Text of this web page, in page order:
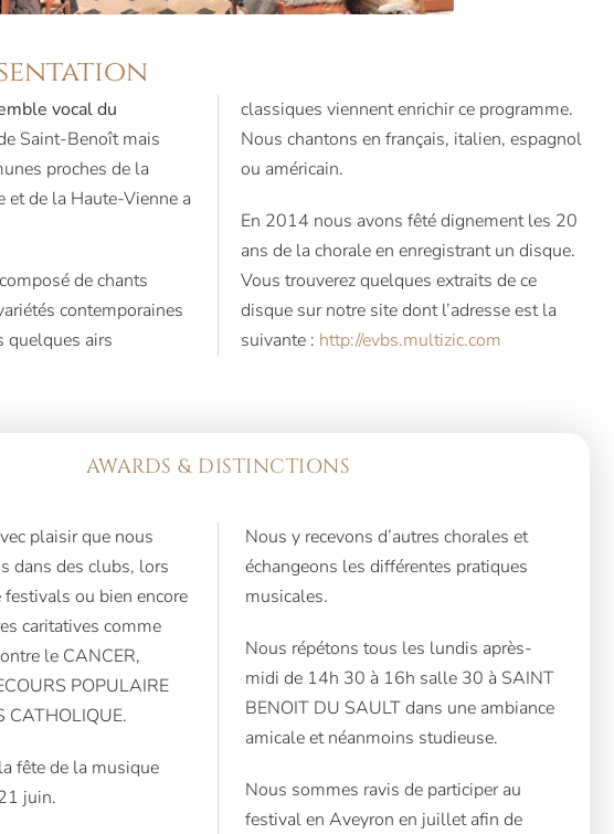
vocal du
Saint-Benoît mais
proches de la
et de la Haute-Vienne a
de chants
contemporaines
quelques airs
classiques viennent enrichir ce programme.
Nous chantons en français, italien, espagnol
ou américain.
En 2014 nous avons fêté dignement les 20
ans de la chorale en enregistrant un disque.
Vous trouverez quelques extraits de ce
disque sur notre site dont l’adresse est la
suivante : http://evbs.multizic.com
AWARDS & DISTINCTIONS
plaisir que nous
dans des clubs, lors
festivals ou bien encore
caritatives comme
le CANCER,
POPULAIRE
CATHOLIQUE.
fête de la musique
juin.
Nous y recevons d’autres chorales et
échangeons les différentes pratiques
musicales.
Nous répétons tous les lundis après-
midi de 14h 30 à 16h salle 30 à SAINT
BENOIT DU SAULT dans une ambiance
amicale et néanmoins studieuse.
Nous sommes ravis de participer au
festival en Aveyron en juillet afin de